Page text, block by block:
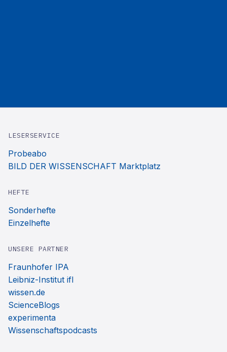
LESERSERVICE
Probeabo
BILD DER WISSENSCHAFT Marktplatz
HEFTE
Sonderhefte
Einzelhefte
UNSERE PARTNER
Fraunhofer IPA
Leibniz-Institut ifl
wissen.de
ScienceBlogs
experimenta
Wissenschaftspodcasts